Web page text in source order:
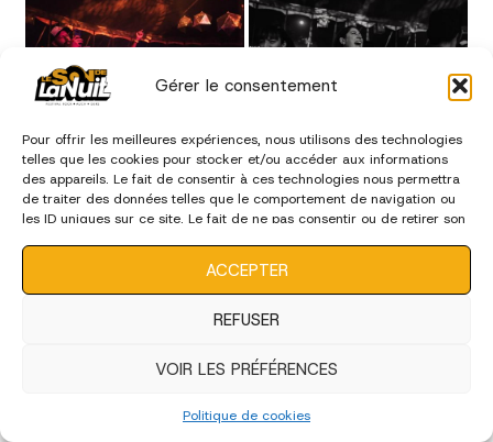
Gérer le consentement
Pour offrir les meilleures expériences, nous utilisons des technologies
telles que les cookies pour stocker et/ou accéder aux informations
des appareils. Le fait de consentir à ces technologies nous permettra
de traiter des données telles que le comportement de navigation ou
les ID uniques sur ce site. Le fait de ne pas consentir ou de retirer son
ACCEPTER
REFUSER
VOIR LES PRÉFÉRENCES
Politique de cookies